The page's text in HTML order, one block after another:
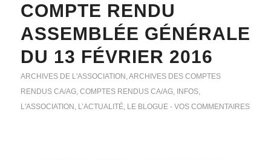
COMPTE RENDU
ASSEMBLÉE GÉNÉRALE
DU 13 FÉVRIER 2016
ARCHIVES DE L'ASSOCIATION ,ARCHIVES DES COMPTES
RENDUS CA/AG, COMPTES RENDUS CA/AG, INFOS,
L'ASSOCIATION , L’ACTUALITÉ, LE BLOGUE - VOS COMMENTAIRES